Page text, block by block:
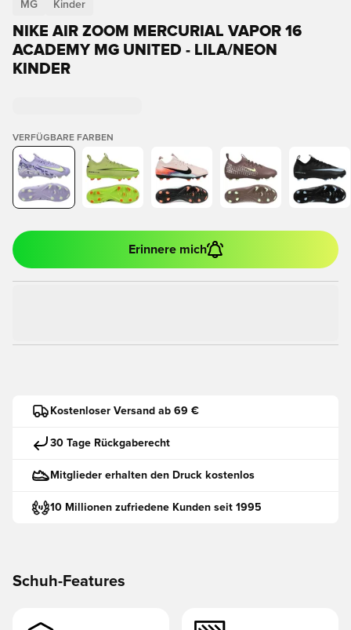
MG Kinder
NIKE AIR ZOOM MERCURIAL VAPOR 16
ACADEMY MG UNITED - LILA/NEON
KINDER
VERFÜGBARE FARBEN
Erinnere mich
Kostenloser Versand ab 69 €
30 Tage Rückgaberecht
Mitglieder erhalten den Druck kostenlos
10 Millionen zufriedene Kunden seit 1995
Schuh-Features